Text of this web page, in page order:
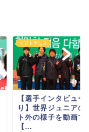
ソフトテニス
【選手インタビュー
り】世界ジュニアの
ト外の様子を動画で
【...